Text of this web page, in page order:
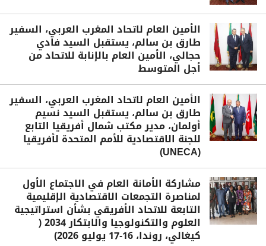
الأمين العام لاتحاد المغرب العربي، السفير
طارق بن سالم، يستقبل السيد فادي
حجالي، الأمين العام بالإنابة للاتحاد من
أجل المتوسط
الأمين العام لاتحاد المغرب العربي، السفير
طارق بن سالم، يستقبل السيد نسيم
أولمان، مدير مكتب شمال أفريقيا التابع
للجنة الاقتصادية للأمم المتحدة لأفريقيا
(UNECA)
مشاركة الأمانة العام في الاجتماع الأول
لمناصرة التجمعات الاقتصادية الإقليمية
التابعة للاتحاد الأفريقي بشأن استراتيجية
العلوم والتكنولوجيا والابتكار 2034 (
كيغالي، روندا، 16-17 يوليو 2026)